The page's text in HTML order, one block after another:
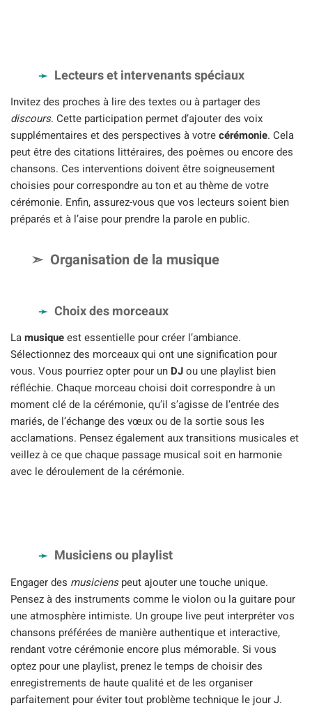
Lecteurs et intervenants spéciaux
Invitez des proches à lire des textes ou à partager des
discours. Cette participation permet d’ajouter des voix
supplémentaires et des perspectives à votrecérémonie. Cela
peut être des citations littéraires, des poèmes ou encore des
chansons. Ces interventions doivent être soigneusement
choisies pour correspondre au ton et au thème de votre
cérémonie. Enfin, assurez-vous que vos lecteurs soient bien
préparés et à l’aise pour prendre la parole en public.
Organisation de la musique
Choix des morceaux
Lamusiqueest essentielle pour créer l’ambiance.
Sélectionnez des morceaux qui ont une signification pour
vous. Vous pourriez opter pour un DJou une playlist bien
réfléchie. Chaque morceau choisi doit correspondre à un
moment clé de la cérémonie, qu’il s’agisse de l’entrée des
mariés, de l’échange des vœux ou de la sortie sous les
acclamations. Pensez également aux transitions musicales et
veillez à ce que chaque passage musical soit en harmonie
avec le déroulement de la cérémonie.
Musiciens ou playlist
Engager des musicienspeut ajouter une touche unique.
Pensez à des instruments comme le violon ou la guitare pour
une atmosphère intimiste. Un groupe live peut interpréter vos
chansons préférées de manière authentique et interactive,
rendant votre cérémonie encore plus mémorable. Si vous
optez pour une playlist, prenez le temps de choisir des
enregistrements de haute qualité et de les organiser
parfaitement pour éviter tout problème technique le jour J.